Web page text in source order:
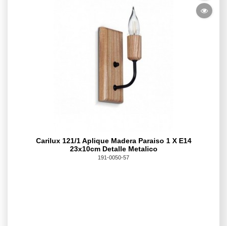
Carilux 121/1 Aplique Madera Paraiso 1 X E14
23x10cm Detalle Metalico
191-0050-57